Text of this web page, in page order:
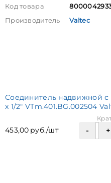
Код товара
Производитель
Valtec
Соединитель надвижной с
х 1/2" VTm.401.BG.002504
453,00 руб./шт